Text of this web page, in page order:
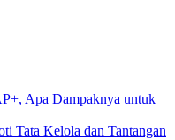
Apa Dampaknya untuk
Tata Kelola dan Tantangan